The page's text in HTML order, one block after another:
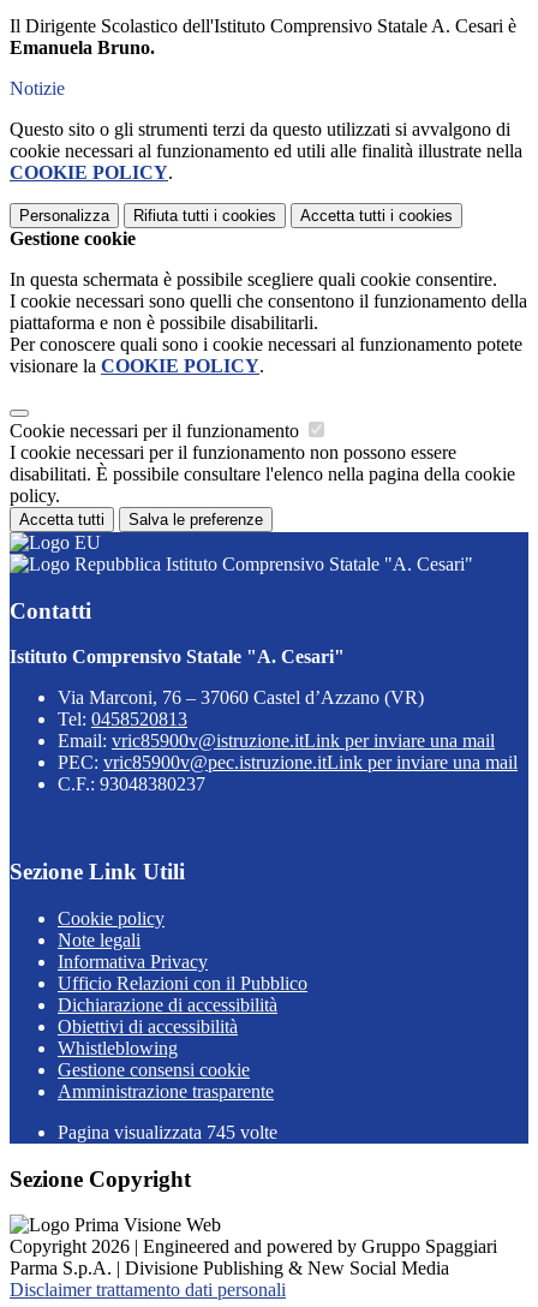
Il Dirigente Scolastico dell'Istituto Comprensivo Statale A. Cesari è
Emanuela Bruno.
Notizie
Questo sito o gli strumenti terzi da questo utilizzati si avvalgono di
cookie necessari al funzionamento ed utili alle finalità illustrate nella
COOKIE POLICY.
Personalizza Rifiuta tutti i cookies Accetta tutti i cookies
Gestione cookie
In questa schermata è possibile scegliere quali cookie consentire.
I cookie necessari sono quelli che consentono il funzionamento della
piattaforma e non è possibile disabilitarli.
Per conoscere quali sono i cookie necessari al funzionamento potete
visionare la COOKIE POLICY.
Cookie necessari per il funzionamento
I cookie necessari per il funzionamento non possono essere
disabilitati. È possibile consultare l'elenco nella pagina della cookie
policy.
Accetta tutti Salva le preferenze
Istituto Comprensivo Statale "A. Cesari"
Contatti
Istituto Comprensivo Statale "A. Cesari"
Via Marconi, 76 – 37060 Castel d’Azzano (VR)
Tel: 0458520813
Email: vric85900v@istruzione.itLink per inviare una mail
PEC: vric85900v@pec.istruzione.itLink per inviare una mail
C.F.: 93048380237
Sezione Link Utili
Cookie policy
Note legali
Informativa Privacy
Ufficio Relazioni con il Pubblico
Dichiarazione di accessibilità
Obiettivi di accessibilità
Whistleblowing
Gestione consensi cookie
Amministrazione trasparente
Pagina visualizzata 745 volte
Sezione Copyright
Copyright 2026 | Engineered and powered by Gruppo Spaggiari
Parma S.p.A. | Divisione Publishing & New Social Media
Disclaimer trattamento dati personali